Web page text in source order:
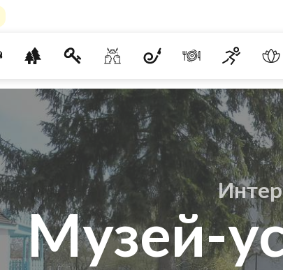
Музей-